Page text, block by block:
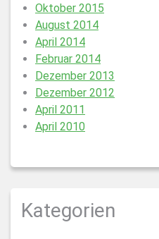
Oktober 2015
August 2014
April 2014
Februar 2014
Dezember 2013
Dezember 2012
April 2011
April 2010
Kategorien